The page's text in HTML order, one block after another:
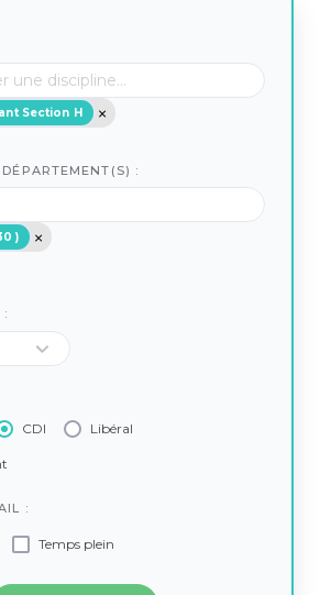
Section H
:
)
:
CDI Libéral
:
Temps plein